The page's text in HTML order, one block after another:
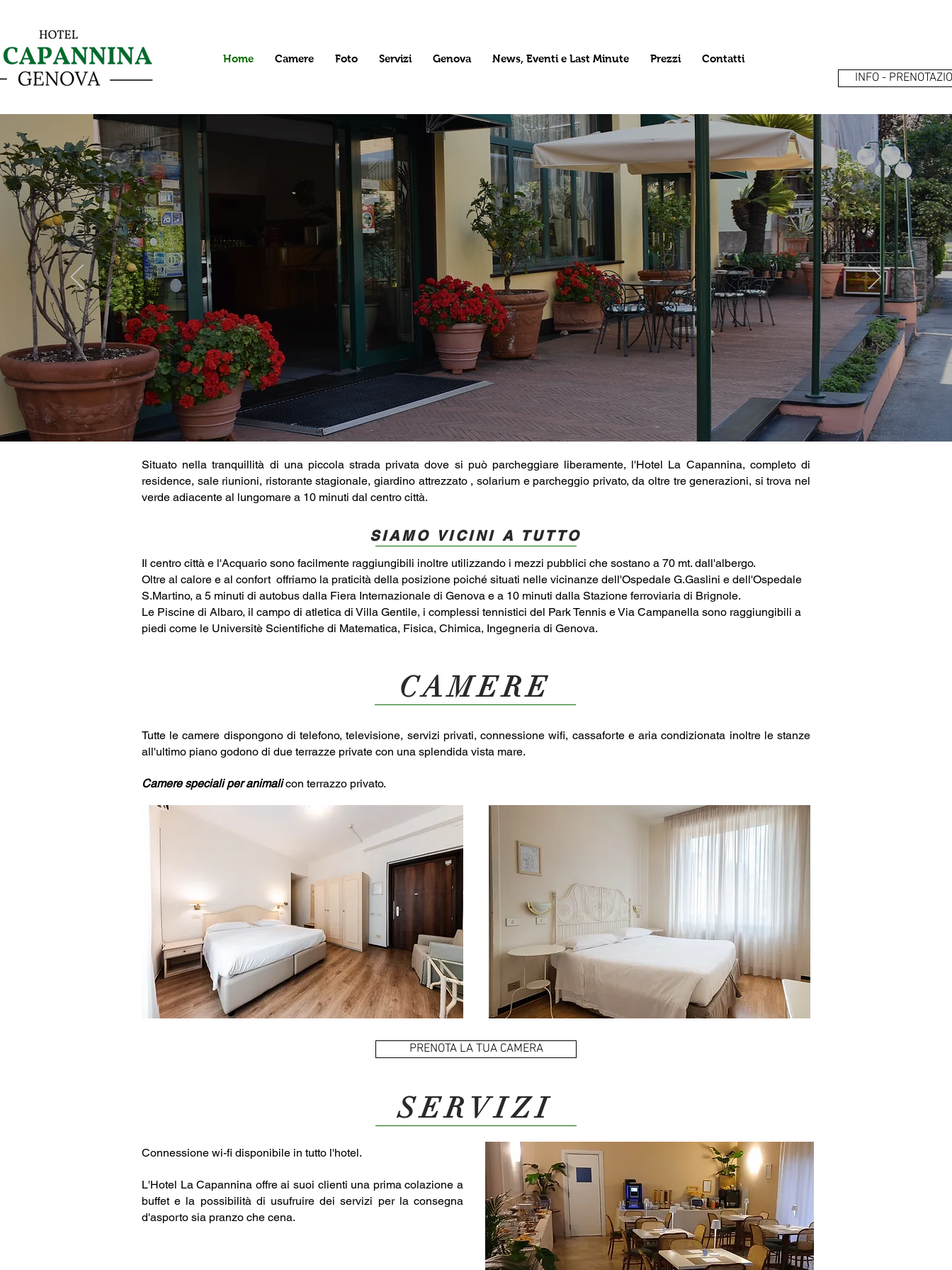
Home Camere Foto Servizi Genova News, Eventi e Last Minute Prezzi Contatti
INFO -
HOTEL LA CAPANNINA
Da oltre tre generazioni
Info prenotazioni
Situato nella tranquillità di una piccola strada privata dove si può parcheggiare liberamente, l'Hotel La Capannina, completo di
residence, sale riunioni, ristorante stagionale, giardino attrezzato , solarium e parcheggio privato, da oltre tre generazioni, si trova nel
verde adiacente al lungomare a 10 minuti dal centro città.
SIAMO VICINI A TUTTO
Il centro città e l'Acquario sono facilmente raggiungibili inoltre utilizzando i mezzi pubblici che sostano a 70 mt. dall'albergo.
Oltre al calore e al confort offriamo la praticità della posizione poiché situati nelle vicinanze dell'Ospedale G.Gaslini e dell'Ospedale
S.Martino, a 5 minuti di autobus dalla Fiera Internazionale di Genova e a 10 minuti dalla Stazione ferroviaria di Brignole.
Le Piscine di Albaro, il campo di atletica di Villa Gentile, i complessi tennistici del Park Tennis e Via Campanella sono raggiungibili a
piedi come le Universitè Scientifiche di Matematica, Fisica, Chimica, Ingegneria di Genova.
CAMERE
Tutte le camere dispongono di telefono, televisione, servizi privati, connessione wifi, cassaforte e aria condizionata inoltre le stanze
all'ultimo piano godono di due terrazze private con una splendida vista mare.
Camere speciali per animalicon terrazzo privato.
PRENOTA LA TUA CAMERA
SERVIZI
Connessione wi-fi disponibile in tutto l'hotel.
L'Hotel La Capannina offre ai suoi clienti una prima colazione a
buffet e la possibilità di usufruire dei servizi per la consegna
d'asporto sia pranzo che cena.